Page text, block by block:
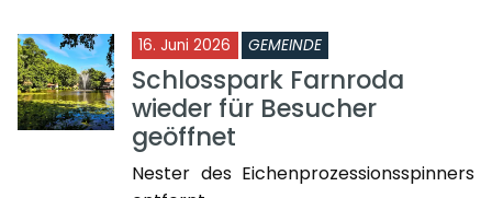
16. Juni 2026 GEMEINDE
Schlosspark Farnroda
wieder für Besucher
geöffnet
Nester des Eichenprozessionsspinners